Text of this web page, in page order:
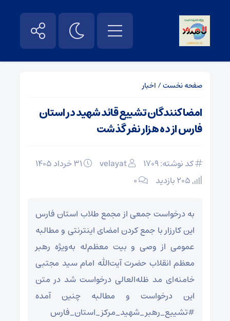
صفحه نخست/ اخبار
امضا کنندگان تشییع قائد شهید در استان
فارس از ده هزار نفر گذشت
کد نوشته: 1709 velayat
۰
به درخواست جمعی از مجمع طلاب استان فارس
این کارزار با جمع کردن امضای اینترنتی و مطالبه
عمومی از وصی و بیت معظم‌له به‌ویژه رهبر
معظم انقلاب حضرت آیت‌الله امام سید مجتبی
خامنه‌ای مد ظله‌العالی درخواست شد در متن
این درخواست و مطالبه چنین آمده
#تشییع_رهبر_شهید_مرکز_استان_فارس